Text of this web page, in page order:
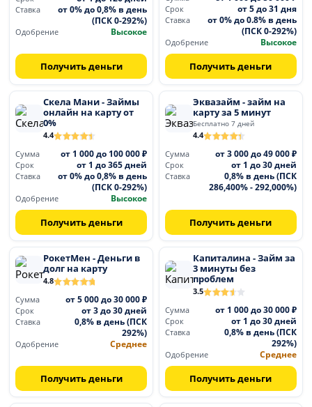
Ставка
от 0% до 0,8% в день
(ПСК 0-292%)
Одобрение Высокое
Получить деньги
Срок от 5 до 31 дня
Ставка
от 0% до 0.8% в день
(ПСК 0-292%)
Одобрение Высокое
Получить деньги
Скела Мани - Займы
онлайн на карту от
0%
4.4
Сумма
от 1 000 до 100 000 ₽
Срок от 1 до 365 дней
Ставка
от 0% до 0,8% в день
(ПСК 0-292%)
Одобрение Высокое
Получить деньги
Эквазайм - займ на
карту за 5 минут
Бесплатно 7 дней
4.4
Сумма
от 3 000 до 49 000 ₽
Срок от 1 до 30 дней
Ставка
0,8% в день (ПСК
286,400% - 292,000%)
Получить деньги
РокетМен - Деньги в
долг на карту
4.8
Сумма
от 5 000 до 30 000 ₽
Срок от 3 до 30 дней
Ставка
0,8% в день (ПСК
292%)
Одобрение Среднее
Получить деньги
Капиталина - Займ за
3 минуты без
проблем
3.5
Сумма
от 1 000 до 30 000 ₽
Срок от 1 до 30 дней
Ставка
0,8% в день (ПСК
292%)
Одобрение Среднее
Получить деньги